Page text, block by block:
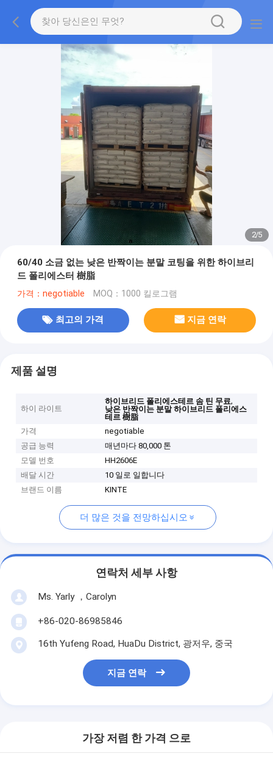
2/5
60/40 소금 없는 낮은 반짝이는 분말 코팅을 위한 하이브리
드 폴리에스터 樹脂
가격：negotiable MOQ：1000 킬로그램
최고의 가격 지금 연락
제품 설명
하이 라이트
하이브리드 폴리에스테르 솜 틴 무료,
낮은 반짝이는 분말 하이브리드 폴리에스
테르 樹脂
가격
negotiable
공급 능력
매년마다 80,000 톤
모델 번호
HH2606E
배달 시간
10 일로 일합니다
브랜드 이름
KINTE
더 많은 것을 전망하십시오
연락처 세부 사항
Ms. Yarly ，Carolyn
+86-020-86985846
16th Yufeng Road, HuaDu District, 광저우, 중국
지금 연락
가장 저렴 한 가격 으로